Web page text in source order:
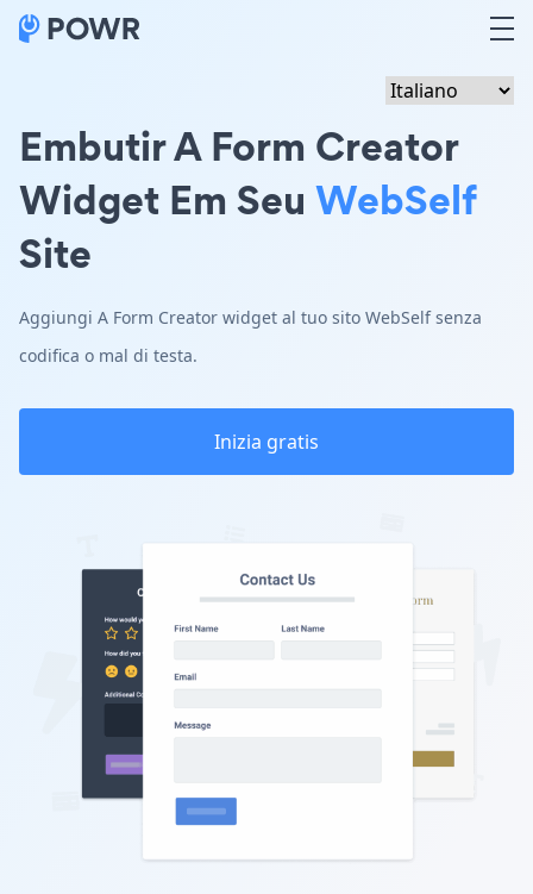
Embutir A Form Creator
Widget Em Seu WebSelf
Site
Aggiungi A Form Creator widget al tuo sito WebSelf senza
codifica o mal di testa.
Inizia gratis